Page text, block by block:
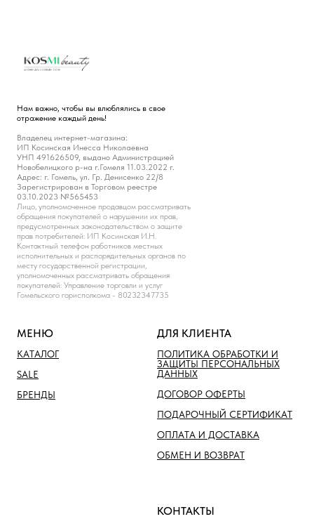
Нам важно, чтобы вы влюблялись в свое
отражение каждый день!
Владелец интернет-магазина:
ИП Косинская Инесса Николаевна
УНП 491626509, выдано Администрацией
Новобелицкого р-на г.Гомеля 11.03.2022 г.
Адрес: г. Гомель, ул. Гр. Денисенко 22/8
Зарегистрирован в Торговом реестре
03.10.2023 №565453
Лицо, уполномоченное продавцом рассматривать
обращения покупателей о нарушении их прав,
предусмотренных законодательством о защите
прав потребителей: ИП Косинская И.Н.
Контактный телефон работников местных
исполнительных и распорядительных органов по
месту государственной регистрации,
уполномоченных рассматривать обращения
покупателей: Управление торговли и услуг
Гомельского горисполкома - 80232347735
МЕНЮ
КАТАЛОГ
SALE
БРЕНДЫ
ДЛЯ КЛИЕНТА
ПОЛИТИКА ОБРАБОТКИ И
ЗАЩИТЫ ПЕРСОНАЛЬНЫХ
ДАННЫХ
ДОГОВОР ОФЕРТЫ
ПОДАРОЧНЫЙ СЕРТИФИКАТ
ОПЛАТА И ДОСТАВКА
ОБМЕН И ВОЗВРАТ
КОНТАКТЫ